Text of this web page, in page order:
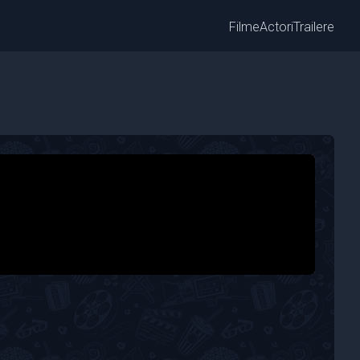
FilmeActoriTrailere